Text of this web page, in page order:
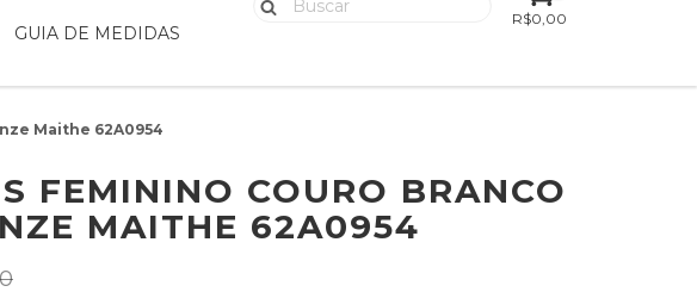
GUIA DE MEDIDAS
R$0,00
Maithe 62A0954
FEMININO COURO BRANCO
MAITHE 62A0954